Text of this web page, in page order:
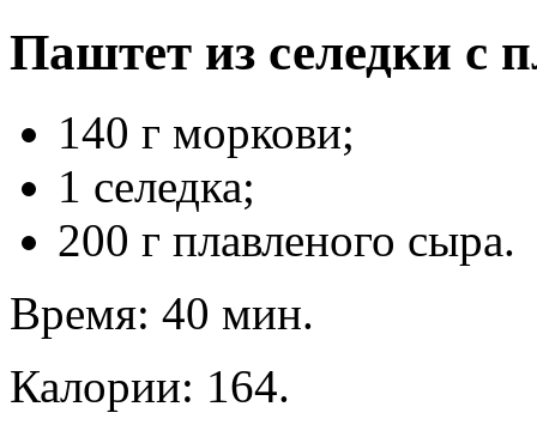
Паштет из селедки с
140 г моркови;
1 селедка;
200 г плавленого сыра.
Время: 40 мин.
Калории: 164.